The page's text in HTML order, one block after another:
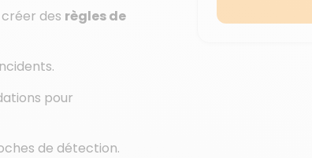
des règles de
pour
de détection.